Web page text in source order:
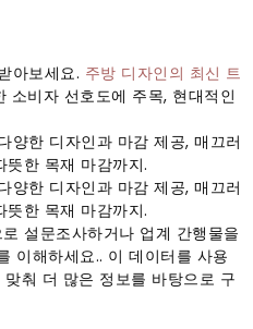
아보세요. 주방 디자인의 최신 트
소비자 선호도에 주목, 현대적인
양한 디자인과 마감 제공, 매끄러
뜻한 목재 마감까지.
양한 디자인과 마감 제공, 매끄러
뜻한 목재 마감까지.
설문조사하거나 업계 간행물을
이해하세요.. 이 데이터를 사용
춰 더 많은 정보를 바탕으로 구